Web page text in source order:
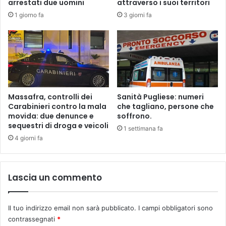
b
b
r
i
c
a
.
L
a
f
a
b
b
i
a
l
l
n
o
"
arrestati due uomini
1 giorno fa
attraverso i suoi territori
3 giorni fa
Massafra, controlli dei
Carabinieri contro la mala
movida: due denunce e
sequestri di droga e veicoli
4 giorni fa
Sanità Pugliese: numeri
che tagliano, persone che
soffrono.
1 settimana fa
Lascia un commento
Il tuo indirizzo email non sarà pubblicato. I campi obbligatori sono
contrassegnati *